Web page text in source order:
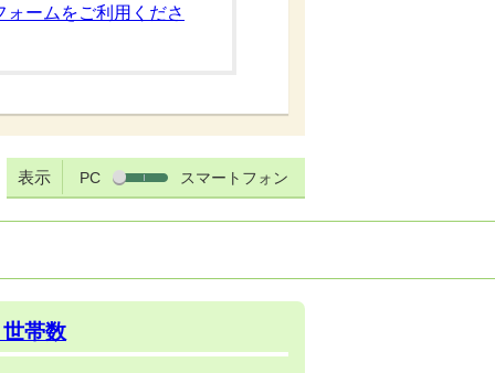
ームをご利用くださ
表示 PC スマートフォン
帯数